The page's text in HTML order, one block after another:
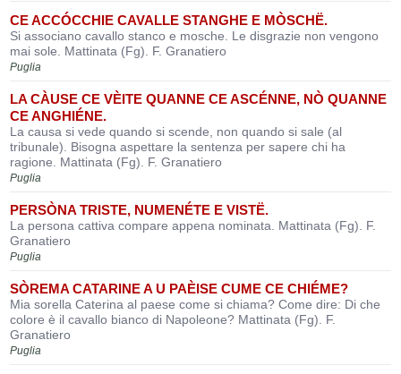
CE ACCÓCCHIE CAVALLE STANGHE E MÒSCHË.
Si associano cavallo stanco e mosche. Le disgrazie non vengono
mai sole. Mattinata (Fg). F. Granatiero
Puglia
LA CÀUSE CE VÈITE QUANNE CE ASCÉNNE, NÒ QUANNE
CE ANGHIÉNE.
La causa si vede quando si scende, non quando si sale (al
tribunale). Bisogna aspettare la sentenza per sapere chi ha
ragione. Mattinata (Fg). F. Granatiero
Puglia
PERSÒNA TRISTE, NUMENÉTE E VISTË.
La persona cattiva compare appena nominata. Mattinata (Fg). F.
Granatiero
Puglia
SÒREMA CATARINE A U PAÈISE CUME CE CHIÉME?
Mia sorella Caterina al paese come si chiama? Come dire: Di che
colore è il cavallo bianco di Napoleone? Mattinata (Fg). F.
Granatiero
Puglia